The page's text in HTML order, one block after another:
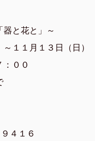
と花と」～
１１月１３日（日）
００
４１６